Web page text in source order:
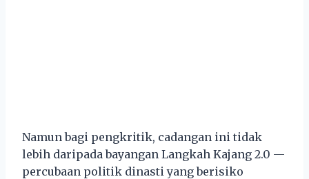
Namun bagi pengkritik, cadangan ini tidak
lebih daripada bayangan Langkah Kajang 2.0 —
percubaan politik dinasti yang berisiko